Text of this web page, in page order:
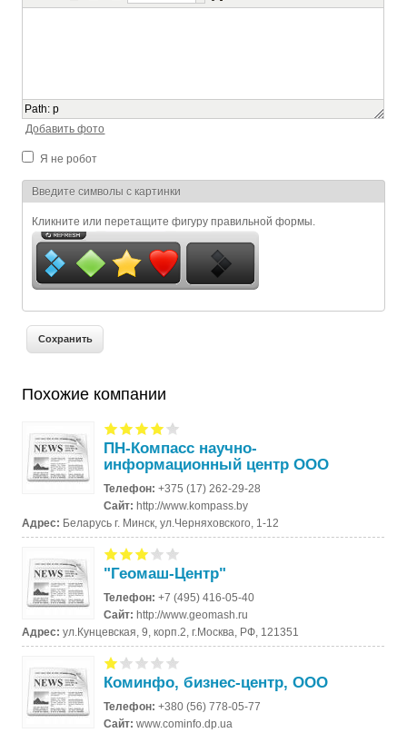
Path:p
Добавить фото
Я не робот
Я спамер
Введите символы с картинки
Кликните или перетащите фигуру правильной формы.
Похожие компании
ПН-Компасс научно-
информационный центр ООО
Телефон:+375 (17) 262-29-28
Сайт:http://www.kompass.by
Адрес: Беларусь г. Минск, ул.Черняховского, 1-12
"Геомаш-Центр"
Телефон:+7 (495) 416-05-40
Сайт:http://www.geomash.ru
Адрес:ул.Кунцевская, 9, корп.2, г.Москва, РФ, 121351
Коминфо, бизнес-центр, ООО
Телефон:+380 (56) 778-05-77
Сайт:www.cominfo.dp.ua